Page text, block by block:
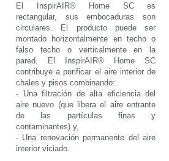
El InspirAIR® Home SC es
rectangular, sus embocaduras son
circulares. El producto puede ser
montado horizontalmente en techo o
falso techo o verticalmente en la
pared. El InspirAIR® Home SC
contribuye a purificar el aire interior de
chales y pisos combinando:
- Una filtración de alta eficiencia del
aire nuevo (que libera el aire entrante
de las partículas finas y
contaminantes) y,
- Una renovación permanente del aire
interior viciado.